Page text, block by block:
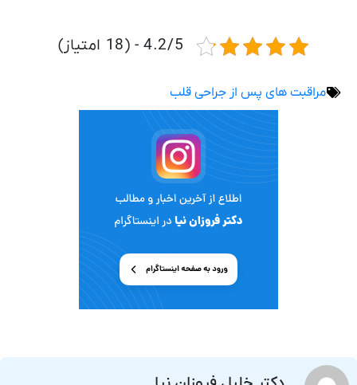
4.2/5 - (18 امتیاز)
مراقبت های پس از جراحی قلب